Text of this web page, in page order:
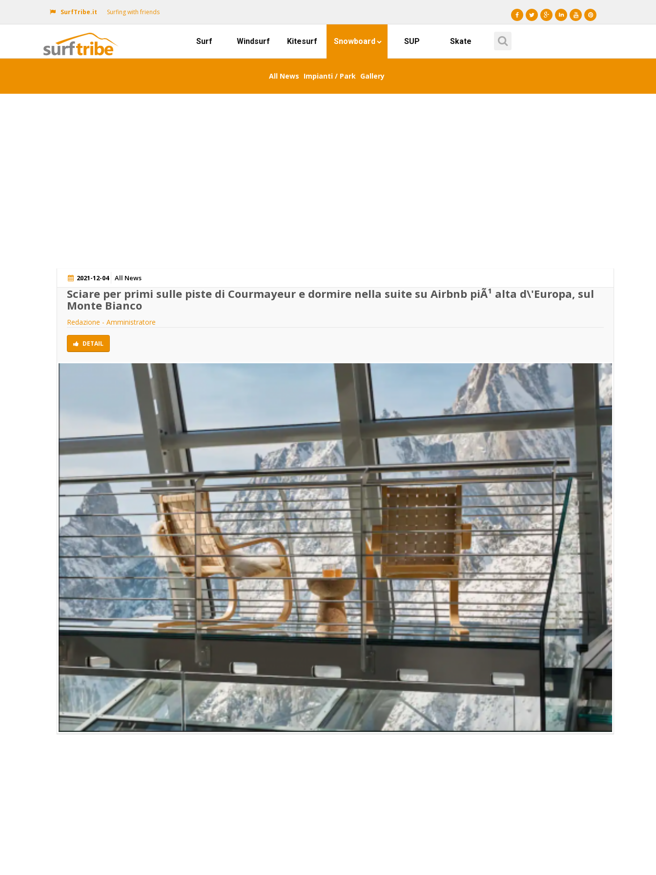
SurfTribe.it Surfing with friends
Surf Windsurf Kitesurf Snowboard SUP Skate
All News Impianti / Park Gallery
2021-12-04 All News
Sciare per primi sulle piste di Courmayeur e dormire nella suite su Airbnb piÃ¹ alta d\'Europa, sul
Monte Bianco
Redazione - Amministratore
DETAIL